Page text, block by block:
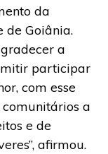
da
de Goiânia.
a
participar
com esse
comunitários a
e de
afirmou.